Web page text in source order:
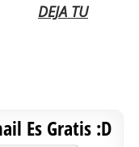
DEJA TU
Es Gratis :D